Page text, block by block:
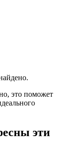
это поможет
эти